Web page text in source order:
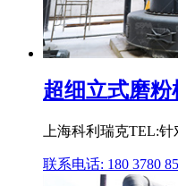
超细立式磨
上海科利瑞克TEL:
联系电话: 180 3780